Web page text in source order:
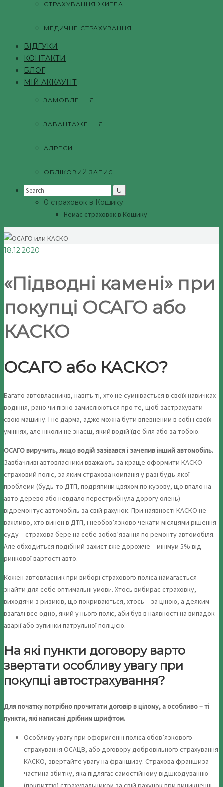
СТРАХУВАННЯ ЖИТЛА
МЕДИЧНЕ СТРАХУВАННЯ
ВІДГУКИ
КОНТАКТИ
БЛОГ
МІЙ АККАУНТ
ЗАМОВЛЕННЯ
ЗАВАНТАЖЕННЯ
АДРЕСИ
ОБЛІКОВИЙ ЗАПИС
Search
0 страховок в Кошику
Немає страховок в Кошику
18.12.2020
«Підводні камені» при
покупці ОСАГО або
КАСКО
ОСАГО або КАСКО?
Багато автовласників, навіть ті, хто не сумнівається в своїх навичках
водіння, рано чи пізно замислюються про те, щоб застрахувати
свою машину. І не дарма, адже можна бути впевненим в собі і своїх
уміннях, але ніколи не знаєш, який водій їде біля або за тобою.
ОСАГО виручить, якщо водій зазівався і зачепив інший автомобіль.
Завбачливі автовласники вважають за краще оформити КАСКО –
страховий поліс, за яким страхова компанія у разі будь-якої
проблеми (будь-то ДТП, подряпини цвяхом по кузову, що впало на
авто дерево або невдало перестрибнула дорогу олень)
відремонтує автомобіль за свій рахунок. При наявності КАСКО не
важливо, хто винен в ДТП, і необов’язково чекати місяцями рішення
суду – страхова бере на себе зобов’язання по ремонту автомобіля.
Але обходиться подібний захист вже дорожче – мінімум 5% від
ринкової вартості авто.
Кожен автовласник при виборі страхового поліса намагається
знайти для себе оптимальні умови. Хтось вибирає страховку,
виходячи з ризиків, що покриваються, хтось – за ціною, а деяким
взагалі все одно, який у нього поліс, аби був в наявності на випадок
аварії або зупинки патрульної поліцією.
На які пункти договору варто
звертати особливу увагу при
покупці автострахування?
Для початку потрібно прочитати договір в цілому, а особливо – ті
пункти, які написані дрібним шрифтом.
Особливу увагу при оформленні поліса обов’язкового
страхування ОСАЦВ, або договору добровільного страхування
КАСКО, звертайте увагу на франшизу. Страхова франшиза –
частина збитку, яка підлягає самостійному відшкодуванню
(покриттю) страхувальником за свій рахунок при виникненні